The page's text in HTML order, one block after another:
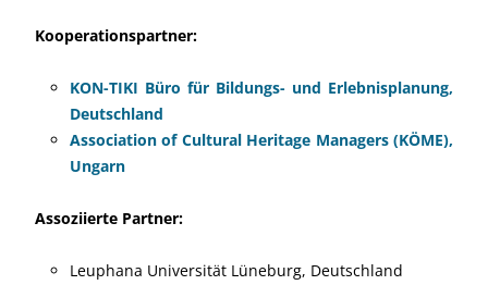
Kooperationspartner:
KON-TIKI Büro für Bildungs- und Erlebnisplanung,
Deutschland
Association of Cultural Heritage Managers (KÖME),
Ungarn
Assoziierte Partner:
Leuphana Universität Lüneburg, Deutschland